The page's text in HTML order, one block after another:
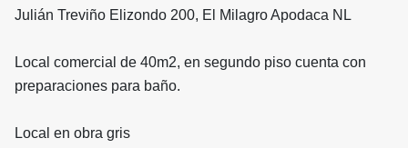
Julián Treviño Elizondo 200, El Milagro Apodaca NL
Local comercial de 40m2, en segundo piso cuenta con
preparaciones para baño.
Local en obra gris